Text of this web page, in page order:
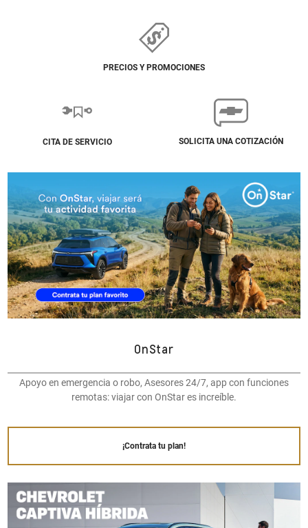
PRECIOS Y PROMOCIONES
CITA DE SERVICIO SOLICITA UNA COTIZACIÓN
OnStar
Apoyo en emergencia o robo, Asesores 24/7, app con funciones
remotas: viajar con OnStar es increíble.
¡Contrata tu plan!